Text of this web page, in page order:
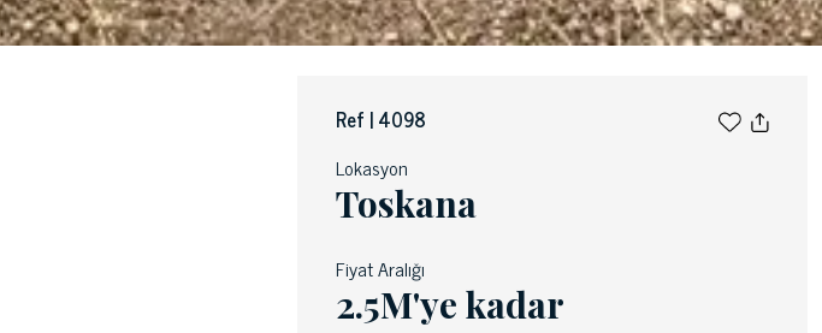
Ref | 4098
Lokasyon
Toskana
Fiyat Aralığı
2.5M'ye kadar